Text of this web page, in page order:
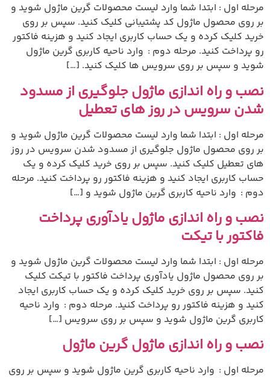
مرحله اول : ابتدا شما وارد لیست محصولات گرین ماژول شوید و
بر روی محصول ماژول کد پشتیبانی کلیک کنید. سپس بر روی
خرید کلیک کرده و یک حساب کاربری ایجاد کنید و هزینه فاکتور
رو پرداخت کنید. مرحله دوم : وارد ناحیه کاربری گرین ماژول
شوید و سپس بر روی سرویس ها کلیک کنید. […]
نصب و راه اندازی ماژول جلوگیری از مسدود
شدن سرویس در روز های تعطیل
مرحله اول : ابتدا شما وارد لیست محصولات گرین ماژول شوید و
بر روی محصول ماژول جلوگیری از مسدود شدن سرویس در روز
های تعطیل کلیک کنید. سپس بر روی خرید کلیک کرده و یک
حساب کاربری ایجاد کنید و هزینه فاکتور رو پرداخت کنید. مرحله
دوم : وارد ناحیه کاربری گرین ماژول شوید و […]
نصب و راه اندازی ماژول یادآوری پرداخت
فاکتور با تیکت
مرحله اول : ابتدا شما وارد لیست محصولات گرین ماژول شوید و
بر روی محصول ماژول یادآوری پرداخت فاکتور با تیکت کلیک
کنید. سپس بر روی خرید کلیک کرده و یک حساب کاربری ایجاد
کنید و هزینه فاکتور رو پرداخت کنید. مرحله دوم : وارد ناحیه
کاربری گرین ماژول شوید و سپس بر روی سرویس […]
نصب و راه اندازی ماژول گرین ماژول
مرحله اول : وارد ناحیه کاربری گرین ماژول شوید و سپس بر روی